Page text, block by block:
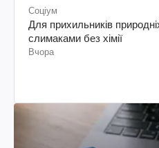
Соціум
Для прихильників
слимаками без хімії
Вчора